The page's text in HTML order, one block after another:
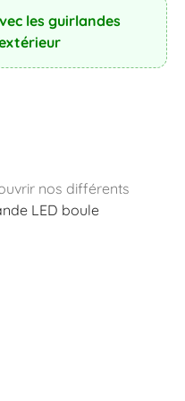
les guirlandes
nos différents
LED boule